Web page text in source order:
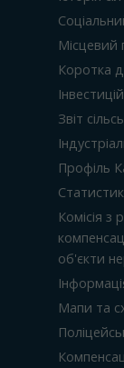
Місцевий
Коротка
Звіт
Профіль
Комісія
об'єкти
Мапи та